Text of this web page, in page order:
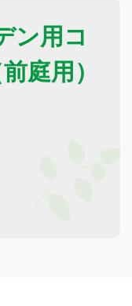
ン用コ
庭用）